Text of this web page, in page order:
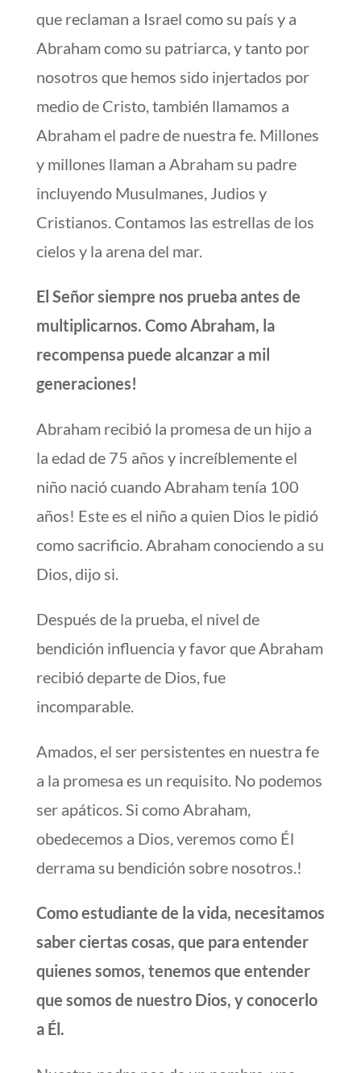
que reclaman a Israel como su país y a
Abraham como su patriarca, y tanto por
nosotros que hemos sido injertados por
medio de Cristo, también llamamos a
Abraham el padre de nuestra fe. Millones
y millones llaman a Abraham su padre
incluyendo Musulmanes, Judios y
Cristianos. Contamos las estrellas de los
cielos y la arena del mar.
El Señor siempre nos prueba antes de
multiplicarnos. Como Abraham, la
recompensa puede alcanzar a mil
generaciones!
Abraham recibió la promesa de un hijo a
la edad de 75 años y increíblemente el
niño nació cuando Abraham tenía 100
años! Este es el niño a quien Dios le pidió
como sacrificio. Abraham conociendo a su
Dios, dijo si.
Después de la prueba, el nivel de
bendición influencia y favor que Abraham
recibió departe de Dios, fue
incomparable.
Amados, el ser persistentes en nuestra fe
a la promesa es un requisito. No podemos
ser apáticos. Si como Abraham,
obedecemos a Dios, veremos como Él
derrama su bendición sobre nosotros.!
Como estudiante de la vida, necesitamos
saber ciertas cosas, que para entender
quienes somos, tenemos que entender
que somos de nuestro Dios, y conocerlo
a Él.